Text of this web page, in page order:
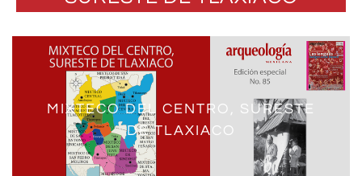
MIXTECO DEL CENTRO, SURESTE
DE TLAXIACO